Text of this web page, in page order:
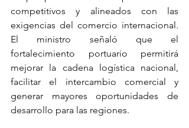
competitivos y alineados con las
exigencias del comercio internacional.
El ministro señaló que el
fortalecimiento portuario permitirá
mejorar la cadena logística nacional,
facilitar el intercambio comercial y
generar mayores oportunidades de
desarrollo para las regiones.